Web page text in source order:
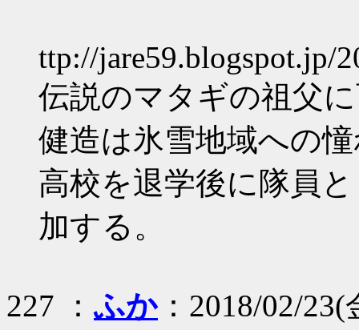
ttp://jare59.blogspot.jp/
伝説のマタギの祖父
健造は氷雪地域への
高校を退学後に隊員
加する。
227 ：ふか：2018/02/23(